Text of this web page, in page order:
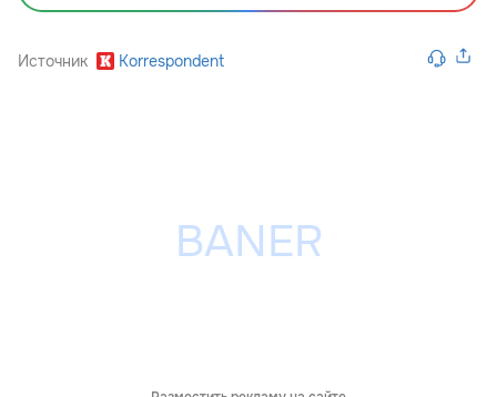
Источник Korrespondent